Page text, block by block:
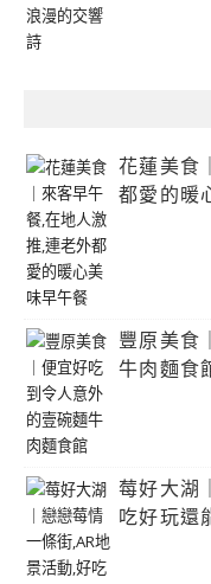
花蓮美食
都愛的暖
豐原美食
牛肉麵食
莓好大湖
吃好玩還